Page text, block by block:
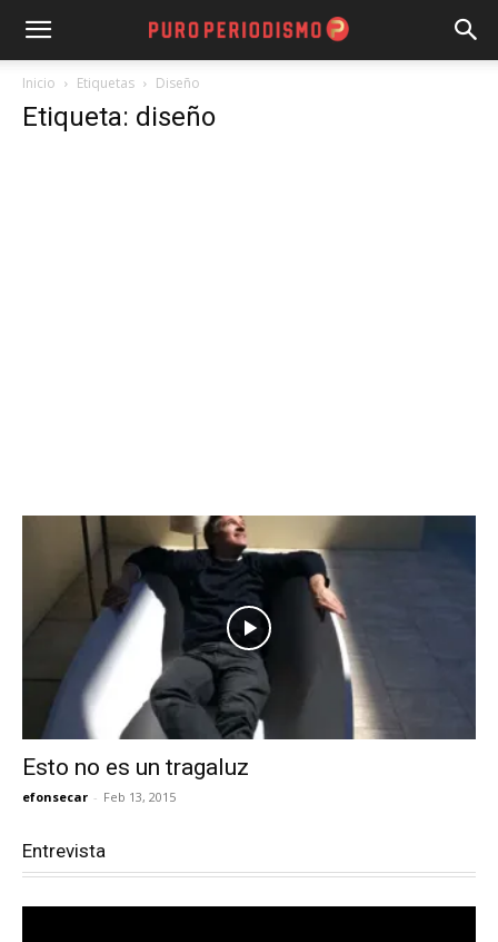
Inicio Etiquetas Diseño
Etiqueta: diseño
Esto no es un tragaluz
efonsecar - Feb 13, 2015
Entrevista